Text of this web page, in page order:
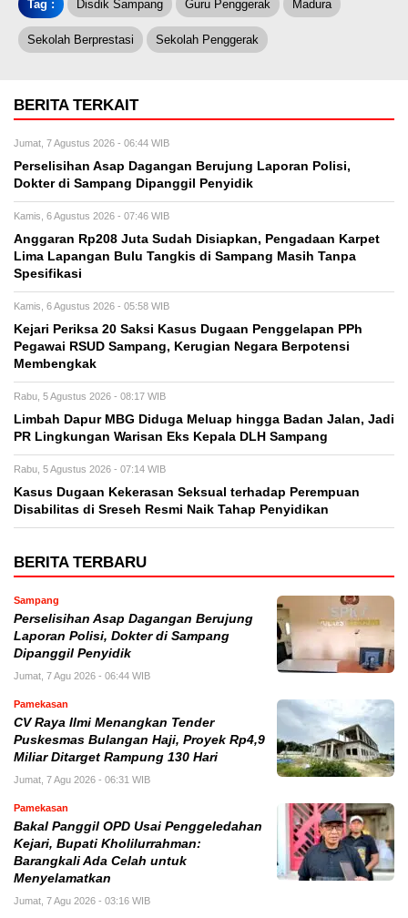
Tag : Disdik Sampang Guru Penggerak Madura
Sekolah Berprestasi Sekolah Penggerak
BERITA TERKAIT
Jumat, 7 Agustus 2026 - 06:44 WIB
Perselisihan Asap Dagangan Berujung Laporan Polisi,
Dokter di Sampang Dipanggil Penyidik
Kamis, 6 Agustus 2026 - 07:46 WIB
Anggaran Rp208 Juta Sudah Disiapkan, Pengadaan Karpet
Lima Lapangan Bulu Tangkis di Sampang Masih Tanpa
Spesifikasi
Kamis, 6 Agustus 2026 - 05:58 WIB
Kejari Periksa 20 Saksi Kasus Dugaan Penggelapan PPh
Pegawai RSUD Sampang, Kerugian Negara Berpotensi
Membengkak
Rabu, 5 Agustus 2026 - 08:17 WIB
Limbah Dapur MBG Diduga Meluap hingga Badan Jalan, Jadi
PR Lingkungan Warisan Eks Kepala DLH Sampang
Rabu, 5 Agustus 2026 - 07:14 WIB
Kasus Dugaan Kekerasan Seksual terhadap Perempuan
Disabilitas di Sreseh Resmi Naik Tahap Penyidikan
BERITA TERBARU
Sampang
Perselisihan Asap Dagangan Berujung
Laporan Polisi, Dokter di Sampang
Dipanggil Penyidik
Jumat, 7 Agu 2026 - 06:44 WIB
Pamekasan
CV Raya Ilmi Menangkan Tender
Puskesmas Bulangan Haji, Proyek Rp4,9
Miliar Ditarget Rampung 130 Hari
Jumat, 7 Agu 2026 - 06:31 WIB
Pamekasan
Bakal Panggil OPD Usai Penggeledahan
Kejari, Bupati Kholilurrahman:
Barangkali Ada Celah untuk
Menyelamatkan
Jumat, 7 Agu 2026 - 03:16 WIB